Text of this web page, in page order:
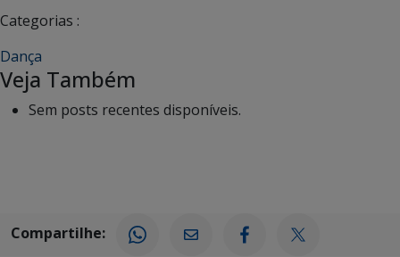
Categorias :
Dança
Veja Também
Sem posts recentes disponíveis.
Compartilhe: